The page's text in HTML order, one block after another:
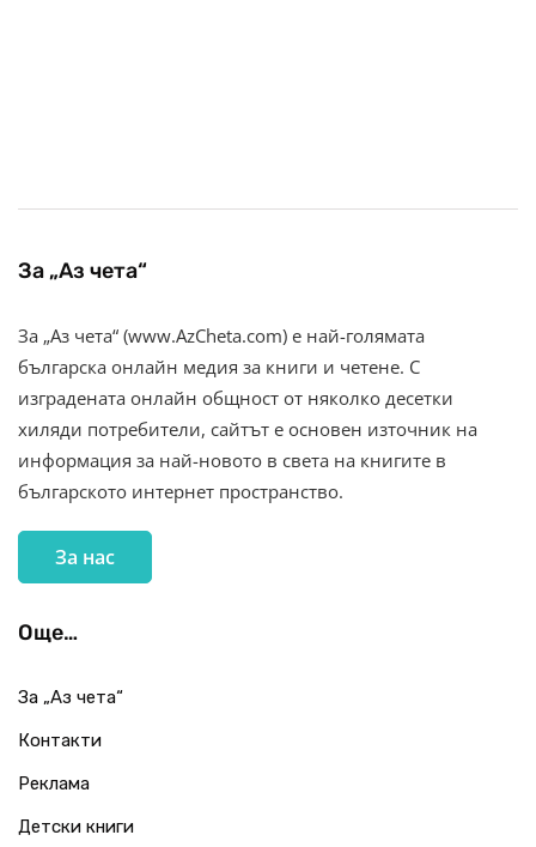
За „Аз чета“
За „Аз чета“ (www.AzCheta.com) е най-голямата
българска онлайн медия за книги и четене. С
изградената онлайн общност от няколко десетки
хиляди потребители, сайтът е основен източник на
информация за най-новото в света на книгите в
българското интернет пространство.
За нас
Още…
За „Аз чета“
Контакти
Реклама
Детски книги